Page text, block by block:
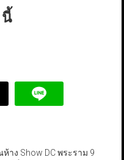
นี้
าง Show DC พระราม 9